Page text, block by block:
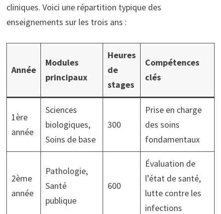
cliniques. Voici une répartition typique des
enseignements sur les trois ans :
Année
Modules
principaux
Heures
de
stages
Compétences
clés
1ère
année
Sciences
biologiques,
Soins de base
300
Prise en charge
des soins
fondamentaux
2ème
année
Pathologie,
Santé
publique
600
Évaluation de
l’état de santé,
lutte contre les
infections